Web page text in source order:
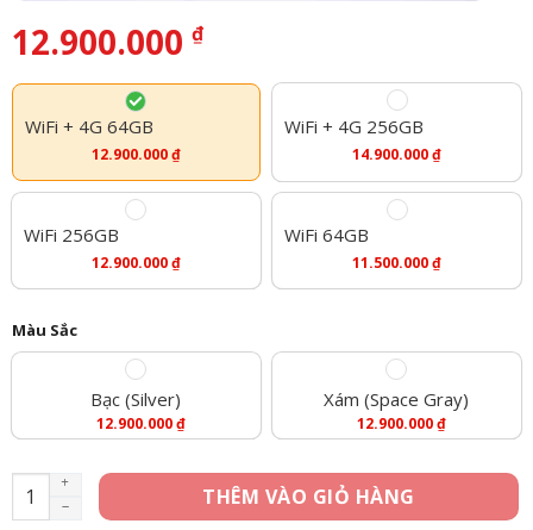
12.900.000 ₫
WiFi + 4G 64GB
12.900.000₫
WiFi + 4G 256GB
14.900.000₫
WiFi 256GB
12.900.000₫
WiFi 64GB
11.500.000₫
Màu Sắc
Bạc (Silver)
12.900.000₫
Xám (Space Gray)
12.900.000₫
iPad Pro 11 inch 2018 - WiFi + 4G - 64GB (Likenew) số lượng
THÊM VÀO GIỎ HÀNG